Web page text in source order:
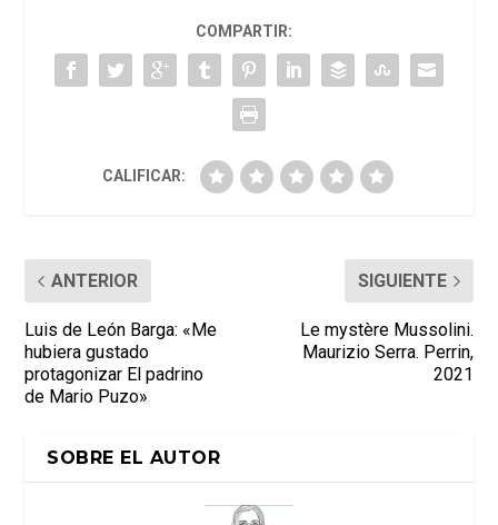
COMPARTIR:
CALIFICAR:
ANTERIOR
Luis de León Barga: «Me
hubiera gustado
protagonizar El padrino
de Mario Puzo»
SIGUIENTE
Le mystère Mussolini.
Maurizio Serra. Perrin,
2021
SOBRE EL AUTOR